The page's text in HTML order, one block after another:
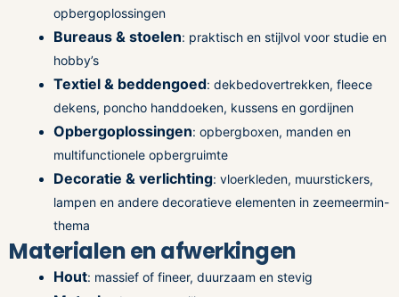
opbergoplossingen
Bureaus & stoelen: praktisch en stijlvol voor studie en
hobby’s
Textiel & beddengoed: dekbedovertrekken, fleece
dekens, poncho handdoeken, kussens en gordijnen
Opbergoplossingen: opbergboxen, manden en
multifunctionele opbergruimte
Decoratie & verlichting: vloerkleden, muurstickers,
lampen en andere decoratieve elementen in zeemeermin-
thema
Materialen en afwerkingen
Hout: massief of fineer, duurzaam en stevig